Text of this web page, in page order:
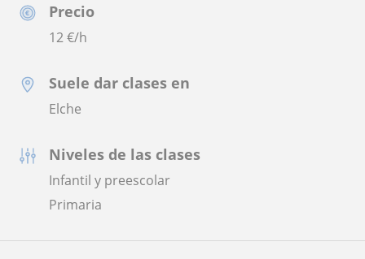
Precio
12€/h
Suele dar clases en
Elche
Niveles de las clases
Infantil y preescolar
Primaria